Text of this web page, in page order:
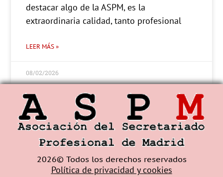
destacar algo de la ASPM, es la
extraordinaria calidad, tanto profesional
LEER MÁS »
08/02/2026
2026© Todos los derechos reservados
Política de privacidad y cookies